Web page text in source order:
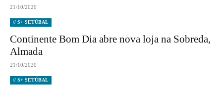
21/10/2020
// S+ SETÚBAL
Continente Bom Dia abre nova loja na Sobreda,
Almada
21/10/2020
// S+ SETÚBAL